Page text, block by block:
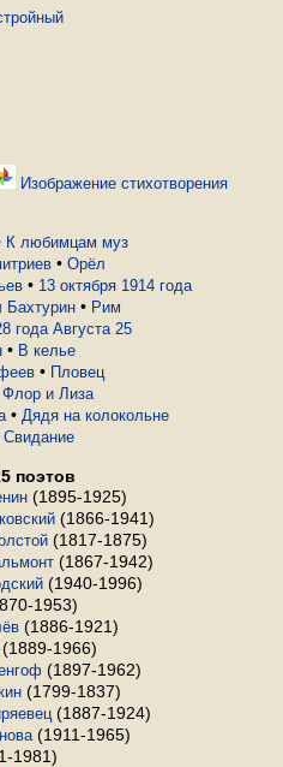
Изображение стихотворения
К любимцам муз
• Орёл
• 13 октября 1914 года
Бахтурин • Рим
года Августа 25
• В келье
• Пловец
Флор и Лиза
• Дядя на колокольне
Свидание
поэтов
(1895-1925)
(1866-1941)
(1817-1875)
(1867-1942)
(1940-1996)
1953)
(1886-1921)
(1889-1966)
(1897-1962)
(1799-1837)
(1887-1924)
(1911-1965)
1981)